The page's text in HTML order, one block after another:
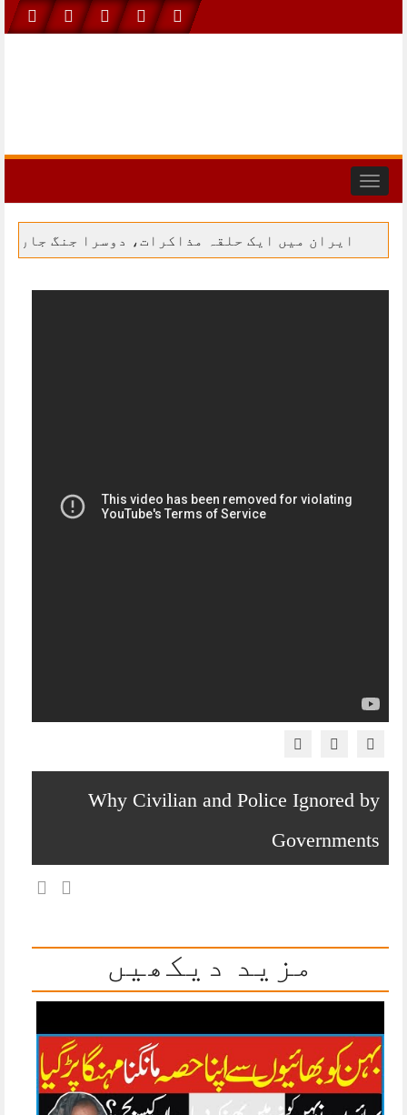
content
Toggle
navigation
دوسرا جنگ جاری رکھنے کا حامی ہے: جے ڈی وینس
Why Civilian and Police Ignored by
Governments
مزید دیکھیں